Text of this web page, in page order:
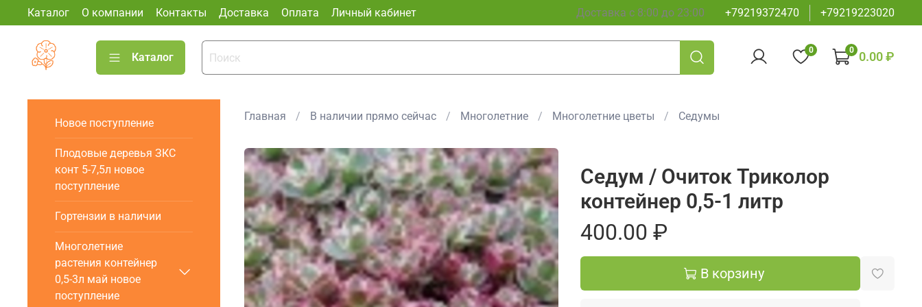
Каталог О компании Контакты Доставка Оплата Личный кабинет Доставка с 8:00 до 23:00 +79219372470 +79219223020
Каталог
0 0 0.00 ₽
Главная В наличии прямо сейчас Многолетние Многолетние цветы Седумы
Седум / Очиток Триколор
контейнер 0,5-1 литр
400.00 ₽
В корзину
Новое поступление
Плодовые деревья ЗКС
конт 5-7,5л новое
поступление
Гортензии в наличии
Многолетние
растения контейнер
0,5-3л май новое
поступление